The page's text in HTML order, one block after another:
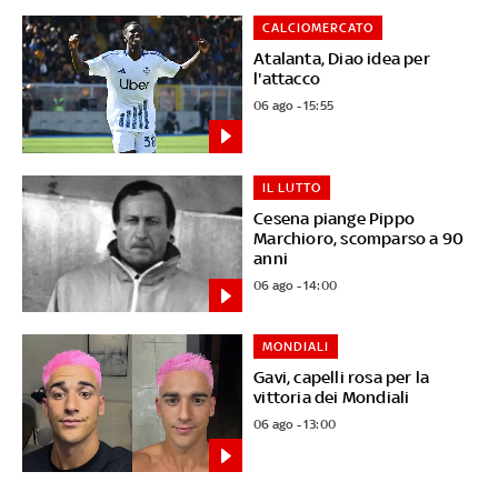
Atalanta, Diao idea per
l'attacco
CALCIOMERCATO
06 ago - 15:55
Cesena piange Pippo
Marchioro, scomparso a 90
anni
IL LUTTO
06 ago - 14:00
Gavi, capelli rosa per la
vittoria dei Mondiali
MONDIALI
06 ago - 13:00